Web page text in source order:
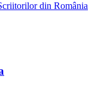
din România